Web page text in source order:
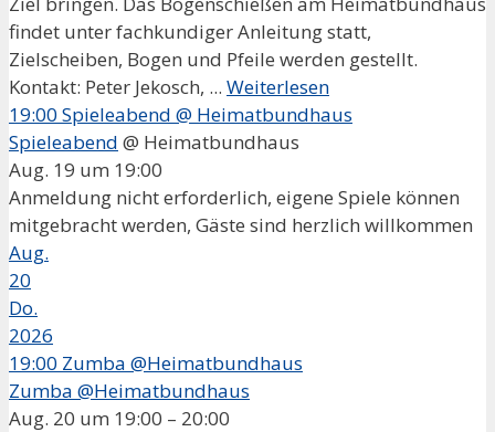
findet unter fachkundiger Anleitung statt,
Zielscheiben, Bogen und Pfeile werden gestellt.
Kontakt: Peter Jekosch, ... Weiterlesen
19:00 Spieleabend @ Heimatbundhaus
Spieleabend @ Heimatbundhaus
Aug. 19 um 19:00
Anmeldung nicht erforderlich, eigene Spiele können
mitgebracht werden, Gäste sind herzlich willkommen
Aug.
20
Do.
2026
19:00 Zumba @Heimatbundhaus
Zumba @Heimatbundhaus
Aug. 20 um 19:00 – 20:00